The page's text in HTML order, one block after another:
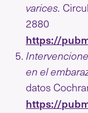
varices.
2880
https://
en el
datos
https://